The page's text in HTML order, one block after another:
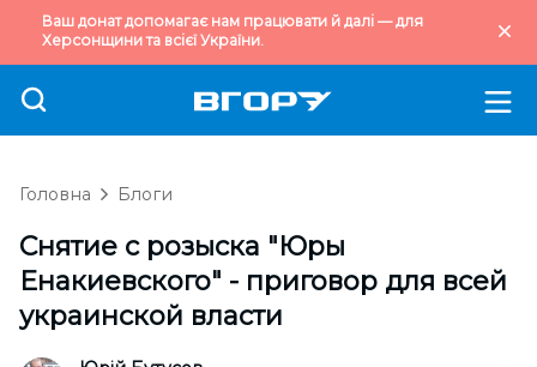
Ваш донат допомагає нам працювати й далі — для
Херсонщини та всієї України.
Головна Блоги
Снятие с розыска "Юры
Енакиевского" - приговор для всей
украинской власти